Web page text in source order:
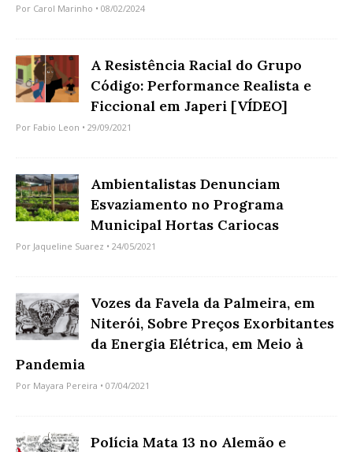
Por Carol Marinho • 08/02/2024
A Resistência Racial do Grupo
Código: Performance Realista e
Ficcional em Japeri [VÍDEO]
Por Fabio Leon • 29/09/2021
Ambientalistas Denunciam
Esvaziamento no Programa
Municipal Hortas Cariocas
Por Jaqueline Suarez • 24/05/2021
Vozes da Favela da Palmeira, em
Niterói, Sobre Preços Exorbitantes
da Energia Elétrica, em Meio à
Pandemia
Por Mayara Pereira • 07/04/2021
Polícia Mata 13 no Alemão e